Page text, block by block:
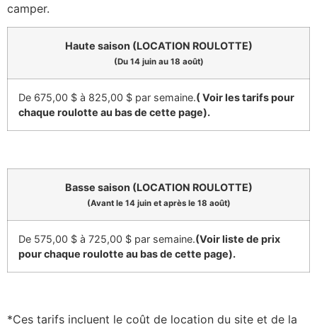
camper.
Haute saison (LOCATION ROULOTTE)
(Du 14 juin au 18 août)
De 675,00 $ à 825,00 $ par semaine.( Voir les tarifs pour
chaque roulotte au bas de cette page).
Basse saison (LOCATION ROULOTTE)
(Avant le 14 juin et après le 18 août)
De 575,00 $ à 725,00 $ par semaine.(Voir liste de prix
pour chaque roulotte au bas de cette page).
*Ces tarifs incluent le coût de location du site et de la